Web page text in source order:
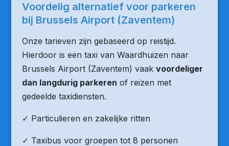
Voordelig alternatief voor parkeren
bij Brussels Airport (Zaventem)
Onze tarieven zijn gebaseerd op reistijd.
Hierdoor is een taxi van Waardhuizen naar
Brussels Airport (Zaventem) vaak voordeliger
dan langdurig parkeren of reizen met
gedeelde taxidiensten.
✓ Particulieren en zakelijke ritten
✓ Taxibus voor groepen tot 8 personen